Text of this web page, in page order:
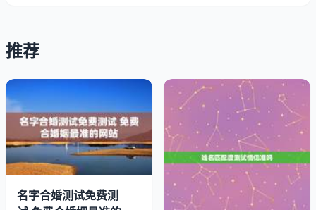
月”、“润年”，也不必强求。注意，“润年”有阳历与农历之
分。今年就是公历的“润年”。领证日子看阴历还是阳历。
领结婚证年龄是按农历还是阳历来划分的 谢谢~~~
推荐
名字合婚测试免费测